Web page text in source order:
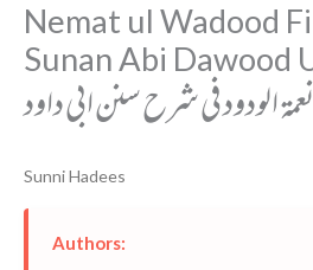
Nemat ul Wadood
Sunan Abi Dawood
نعمۃ الودود فی شرح سنن ابی داود
Sunni Hadees
Authors: